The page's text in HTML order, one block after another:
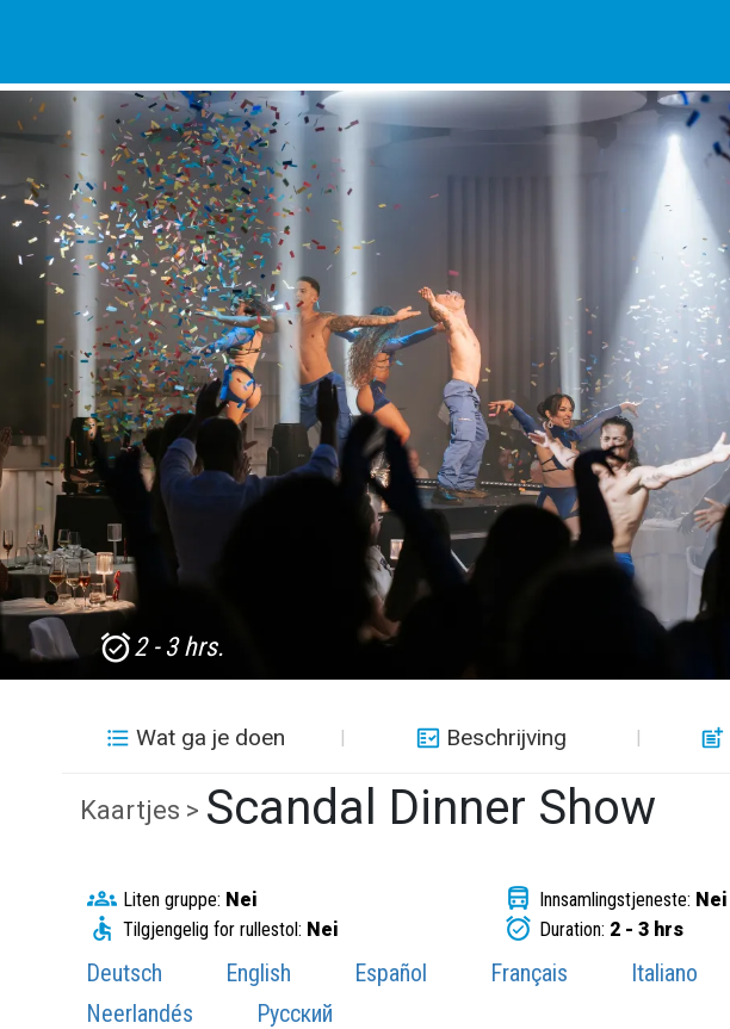
2 - 3 hrs.
Wat ga je doen Beschrijving
Kaartjes > Scandal Dinner Show
Liten gruppe: Nei Innsamlingstjeneste: Nei
Tilgjengelig for rullestol: Nei Duration: 2 - 3 hrs
Deutsch English Español Français
Italiano
Neerlandés
Русский